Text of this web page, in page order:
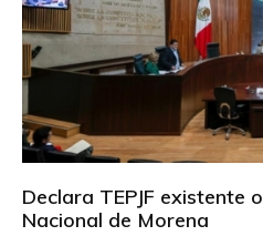
Declara TEPJF existente
Nacional de Morena